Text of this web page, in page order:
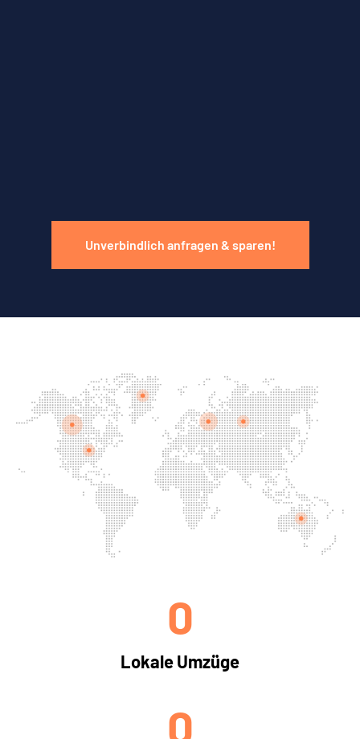
Unverbindlich anfragen & sparen!
Lokale Umzüge
0
0